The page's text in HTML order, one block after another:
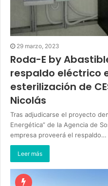
29 marzo, 2023
Roda-E by
respaldo eléctrico
esterilización de
Nicolás
Tras adjudicarse el proyecto
Energética” de la Agencia de
empresa proveerá el respaldo…
Leer más